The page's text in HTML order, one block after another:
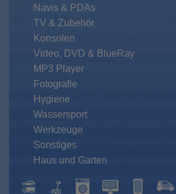
Navis & PDAs
TV & Zubehör
Konsolen
Video, DVD & BlueRay
MP3 Player
Fotografie
Hygiene
Wassersport
Werkzeuge
Sonstiges
Haus und Garten